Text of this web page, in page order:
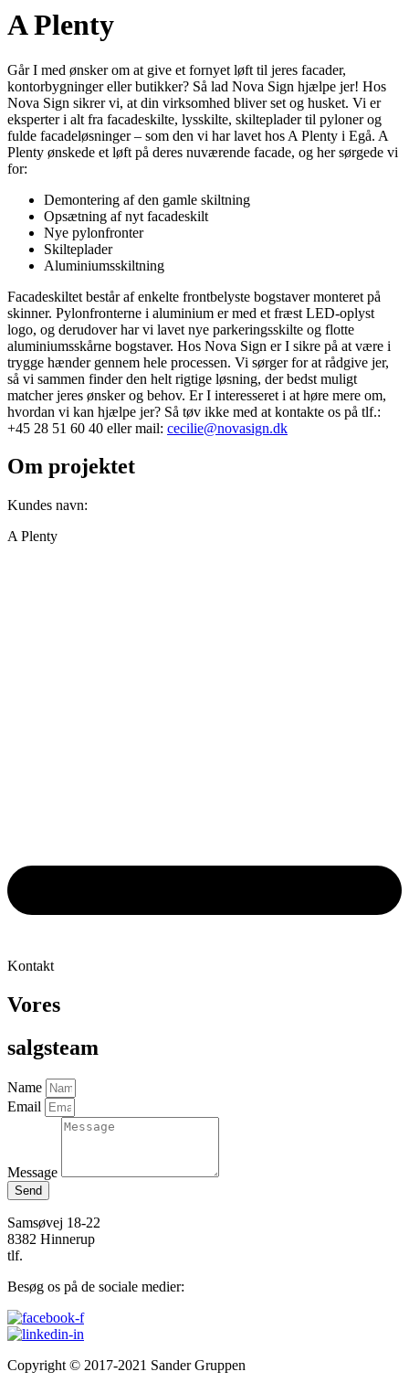
A Plenty
Går I med ønsker om at give et fornyet løft til jeres facader,
kontorbygninger eller butikker? Så lad Nova Sign hjælpe jer! Hos
Nova Sign sikrer vi, at din virksomhed bliver set og husket. Vi er
eksperter i alt fra facadeskilte, lysskilte, skilteplader til pyloner og
fulde facadeløsninger – som den vi har lavet hos A Plenty i Egå. A
Plenty ønskede et løft på deres nuværende facade, og her sørgede vi
for:
Demontering af den gamle skiltning
Opsætning af nyt facadeskilt
Nye pylonfronter
Skilteplader
Aluminiumsskiltning
Facadeskiltet består af enkelte frontbelyste bogstaver monteret på
skinner. Pylonfronterne i aluminium er med et fræst LED-oplyst
logo, og derudover har vi lavet nye parkeringsskilte og flotte
aluminiumsskårne bogstaver. Hos Nova Sign er I sikre på at være i
trygge hænder gennem hele processen. Vi sørger for at rådgive jer,
så vi sammen finder den helt rigtige løsning, der bedst muligt
matcher jeres ønsker og behov. Er I interesseret i at høre mere om,
hvordan vi kan hjælpe jer? Så tøv ikke med at kontakte os på tlf.:
+45 28 51 60 40 eller mail: cecilie@novasign.dk
Om projektet
Kundes navn:
A Plenty
Kontakt
Vores
salgsteam
Name
Email
Message
Send
Samsøvej 18-22
8382 Hinnerup
tlf.
Besøg os på de sociale medier:
Copyright © 2017-2021 Sander Gruppen